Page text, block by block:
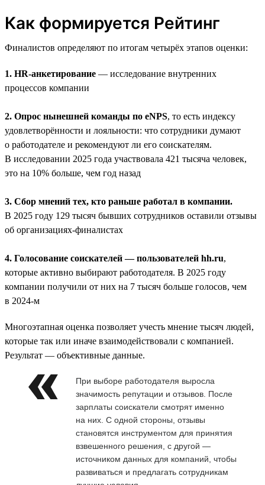
Как формируется Рейтинг
Финалистов определяют по итогам четырёх этапов оценки:
1. HR-анкетирование — исследование внутренних
процессов компании
2. Опрос нынешней команды по eNPS, то есть индексу
удовлетворённости и лояльности: что сотрудники думают
о работодателе и рекомендуют ли его соискателям.
В исследовании 2025 года участвовала 421 тысяча человек,
это на 10% больше, чем год назад
3. Сбор мнений тех, кто раньше работал в компании.
В 2025 году 129 тысяч бывших сотрудников оставили отзывы
об организациях-финалистах
4. Голосование соискателей — пользователей hh.ru,
которые активно выбирают работодателя. В 2025 году
компании получили от них на 7 тысяч больше голосов, чем
в 2024-м
Многоэтапная оценка позволяет учесть мнение тысяч людей,
которые так или иначе взаимодействовали с компанией.
Результат — объективные данные.
При выборе работодателя выросла
значимость репутации и отзывов. После
зарплаты соискатели смотрят именно
на них. С одной стороны, отзывы
становятся инструментом для принятия
взвешенного решения, с другой —
источником данных для компаний, чтобы
развиваться и предлагать сотрудникам